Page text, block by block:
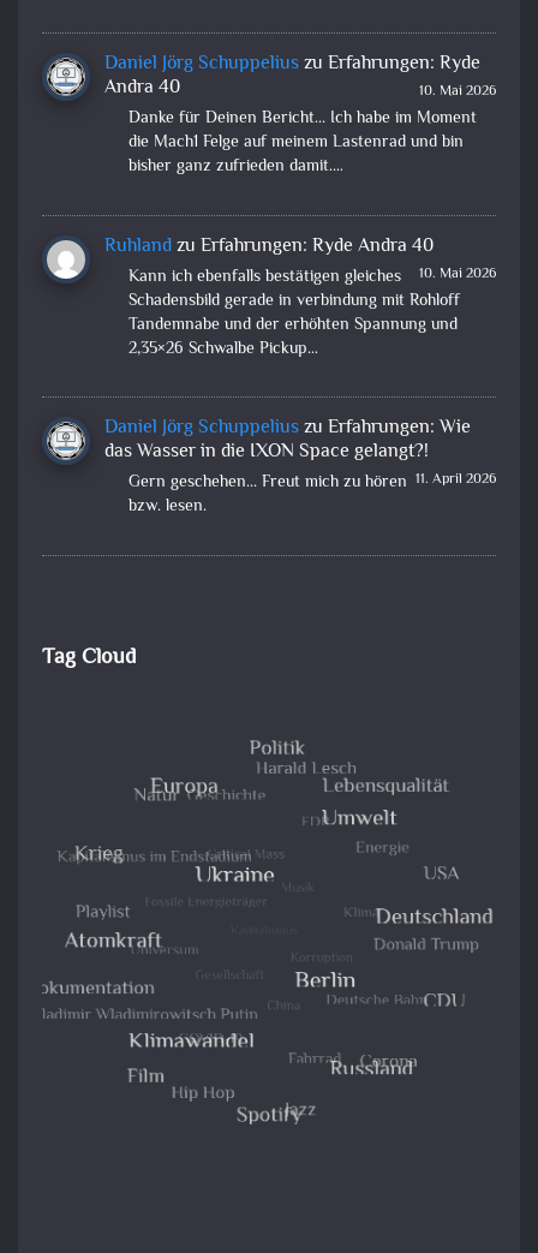
Daniel Jörg Schuppeliuszu Erfahrungen: Ryde
Andra 40
10. Mai 2026
Danke für Deinen Bericht... Ich habe im Moment
die Mach1 Felge auf meinem Lastenrad und bin
bisher ganz zufrieden damit.…
Ruhlandzu Erfahrungen: Ryde Andra 40
10. Mai 2026
Kann ich ebenfalls bestätigen gleiches
Schadensbild gerade in verbindung mit Rohloff
Tandemnabe und der erhöhten Spannung und
2,35×26 Schwalbe Pickup…
Daniel Jörg Schuppeliuszu Erfahrungen: Wie
das Wasser in die IXON Space gelangt?!
11. April 2026
Gern geschehen... Freut mich zu hören
bzw. lesen.
Tag Cloud